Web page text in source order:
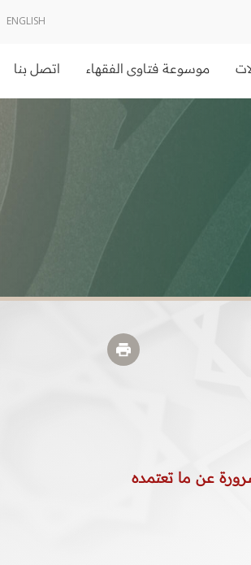
ENGLISH
موسوعة فتاوى الفقهاء اتصل بنا
عن ما تعتمده